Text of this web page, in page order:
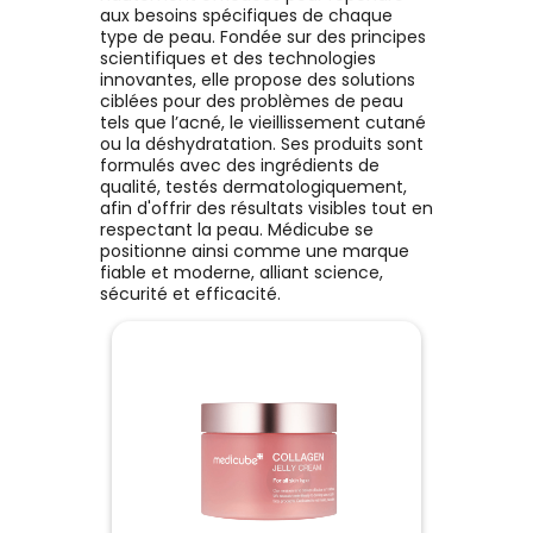
Voir le produit
Ajouter au panier
Voir le produit
Ajouter au panier
aux besoins spécifiques de chaque
type de peau. Fondée sur des principes
scientifiques et des technologies
innovantes, elle propose des solutions
ciblées pour des problèmes de peau
tels que l’acné, le vieillissement cutané
ou la déshydratation. Ses produits sont
formulés avec des ingrédients de
qualité, testés dermatologiquement,
afin d'offrir des résultats visibles tout en
respectant la peau. Médicube se
positionne ainsi comme une marque
fiable et moderne, alliant science,
sécurité et efficacité.